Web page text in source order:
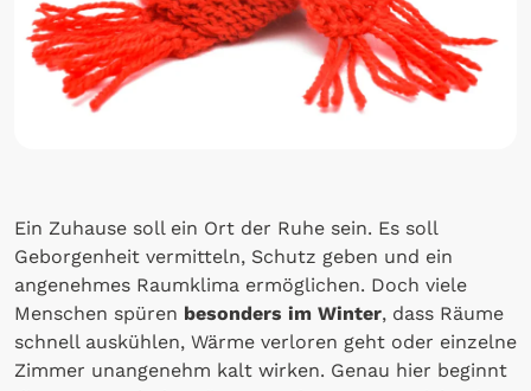
Ein Zuhause soll ein Ort der Ruhe sein. Es soll
Geborgenheit vermitteln, Schutz geben und ein
angenehmes Raumklima ermöglichen. Doch viele
Menschen spüren besonders im Winter, dass Räume
schnell auskühlen, Wärme verloren geht oder einzelne
Zimmer unangenehm kalt wirken. Genau hier beginnt